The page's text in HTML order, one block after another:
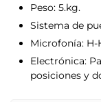
Peso: 5.kg.
Sistema de
Microfonía: H-
Electrónica:
posiciones y